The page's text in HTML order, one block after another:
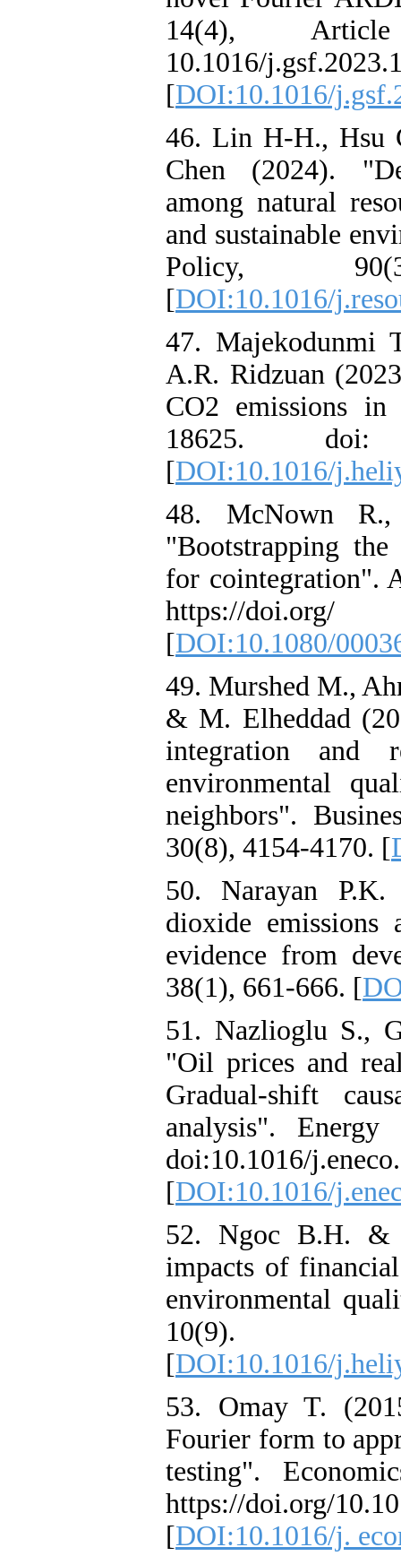
14(4),
10.1016/
[DOI:10.1016/
46. Lin H-H., Hsu
Chen (2024).
among natural
and sustainable
Policy,
[DOI:10.1016/
47. Majekodunmi
A.R. Ridzuan
CO2 emissions
18625. doi:
[DOI:10.1016/
48. McNown
"Bootstrapping
for cointegration".
https://doi.org/
[DOI:10.1080/
49. Murshed M.,
& M. Elheddad
integration and
environmental
neighbors".
30(8), 4154-4170. [
50. Narayan
dioxide emissions
evidence from
38(1), 661-666. [
51. Nazlioglu S.,
"Oil prices and
Gradual-shift
analysis".
doi:10.1016/
[DOI:10.1016/
52. Ngoc B.H. &
impacts of
environmental
10(9).
[DOI:10.1016/
53. Omay T.
Fourier form to
testing".
https://doi.org/
[DOI:10.1016/j.